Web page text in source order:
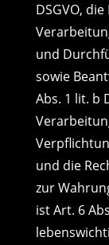
DSGVO,
und
sowie
Abs. 1 lit. b
und die
zur
ist Art. 6